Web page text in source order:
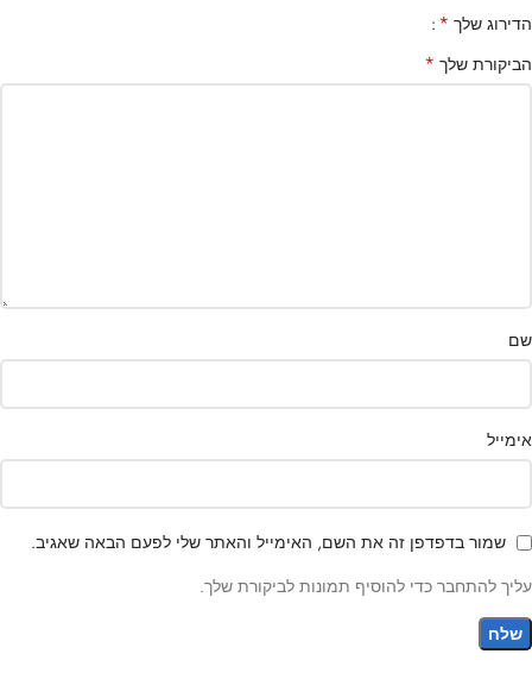
הדירוג שלך *
הביקורת שלך *
שם
אימייל
שמור בדפדפן זה את השם, האימייל והאתר שלי לפעם הבאה שאגיב.
עליך להתחבר כדי להוסיף תמונות לביקורת שלך.